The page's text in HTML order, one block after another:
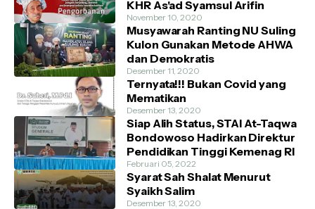
KHR As'ad Syamsul Arifin
November 10, 2020
Musyawarah Ranting NU Suling
Kulon Gunakan Metode AHWA
dan Demokratis
Desember 11, 2020
Ternyata!!! Bukan Covid yang
Mematikan
Desember 13, 2020
Siap Alih Status, STAI At-Taqwa
Bondowoso Hadirkan Direktur
Pendidikan Tinggi Kemenag RI
Februari 05, 2022
Syarat Sah Shalat Menurut
Syaikh Salim
Desember 13, 2020